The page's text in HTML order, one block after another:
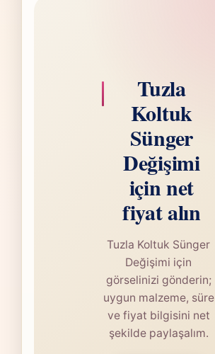
Tuzla
Koltuk
Sünger
Değişimi
için net
fiyat alın
Tuzla Koltuk Sünger
Değişimi için
görselinizi gönderin;
uygun malzeme, süre
ve fiyat bilgisini net
şekilde paylaşalım.